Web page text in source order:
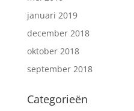
januari 2019
december 2018
oktober 2018
september 2018
Categorieën